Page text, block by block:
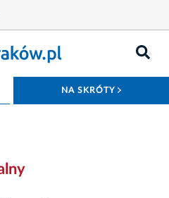
NA SKRÓTY